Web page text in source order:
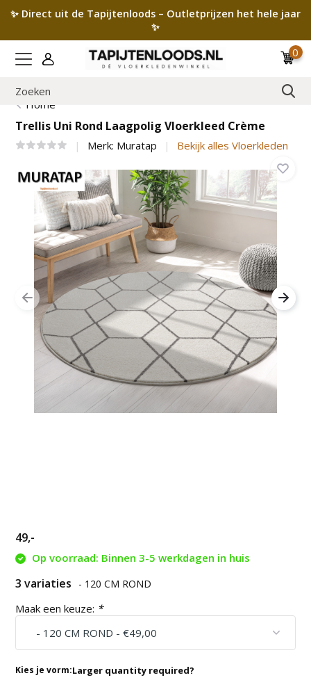
✨ Direct uit de Tapijtenloods – Outletprijzen het hele jaar
✨
0
Home
Trellis Uni Rond Laagpolig Vloerkleed Crème
Merk: Muratap Bekijk alles Vloerkleden
49,-
Op voorraad: Binnen 3-5 werkdagen in huis
3 variaties - 120 CM ROND
Maak een keuze: *
Kies je vorm:Larger quantity required?